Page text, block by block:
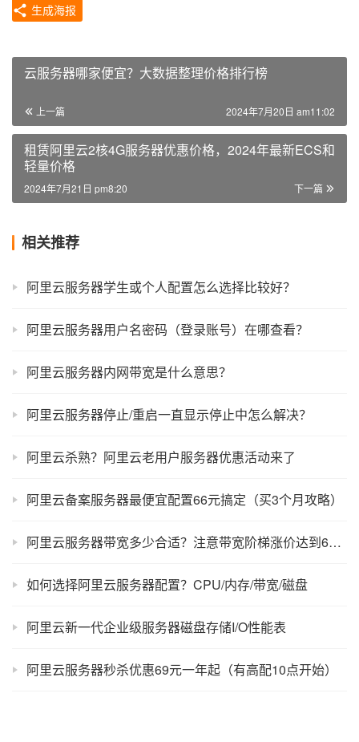
生成海报
云服务器哪家便宜？大数据整理价格排行榜
上一篇 2024年7月20日 am11:02
租赁阿里云2核4G服务器优惠价格，2024年最新ECS和
轻量价格
下一篇
2024年7月21日 pm8:20
相关推荐
阿里云服务器学生或个人配置怎么选择比较好？
阿里云服务器用户名密码（登录账号）在哪查看？
阿里云服务器内网带宽是什么意思？
阿里云服务器停止/重启一直显示停止中怎么解决？
阿里云杀熟？阿里云老用户服务器优惠活动来了
阿里云备案服务器最便宜配置66元搞定（买3个月攻略）
阿里云服务器带宽多少合适？注意带宽阶梯涨价达到6M太贵了
如何选择阿里云服务器配置？CPU/内存/带宽/磁盘
阿里云新一代企业级服务器磁盘存储I/O性能表
阿里云服务器秒杀优惠69元一年起（有高配10点开始）